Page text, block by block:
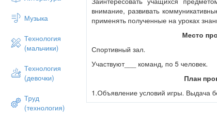
Музыка
Технология
(мальчики)
Технология
(девочки)
Труд
(технология)
внимание, развивать
применять полученные на уроках
Место
Спортивный зал.
Участвуют___ команд, по 5 человек.
План
1.Объявление условий игры. Выдача